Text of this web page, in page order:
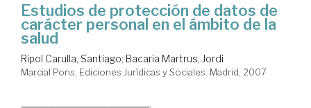
Estudios de protección de datos de
carácter personal en el ámbito de la
salud
Ripol Carulla, Santiago; Bacaria Martrus, Jordi
Marcial Pons, Ediciones Jurídicas y Sociales. Madrid, 2007